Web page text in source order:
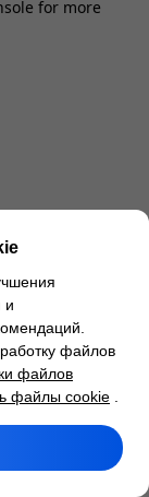
for more
и
файлов
файлов
файлы cookie